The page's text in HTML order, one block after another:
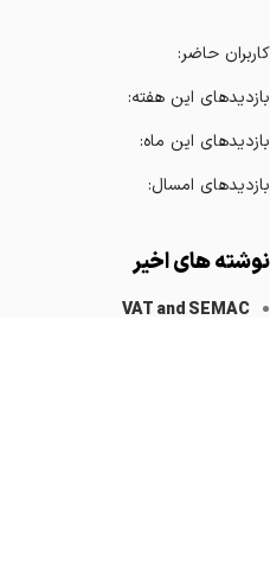
کاربران حاضر:
بازدیدهای این هفته:
بازدیدهای این ماه:
بازدیدهای امسال:
نوشته های اخیر
VAT and SEMAC